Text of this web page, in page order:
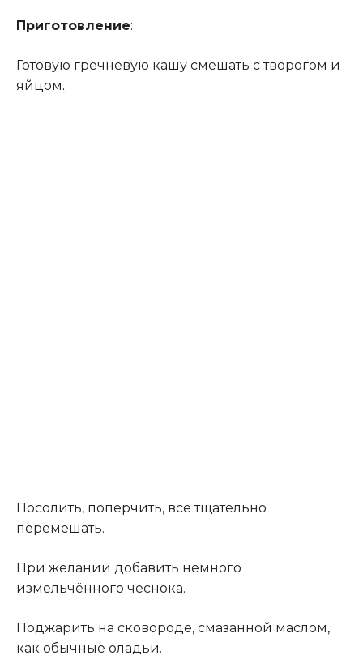
Приготовление:
Готовую гречневую кашу смешать с творогом и
яйцом.
Посолить‚ поперчить‚ всё тщательно
перемешать.
При желании добавить немного
измельчённого чеснока.
Поджарить на сковороде, смазанной маслом,
как обычные оладьи.